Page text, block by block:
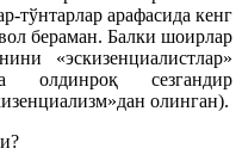
тўнтарлар арафасида кенг
бераман. Балки шоирлар
«эскизенциалистлар»
олдинроқ сезгандир
олинган).